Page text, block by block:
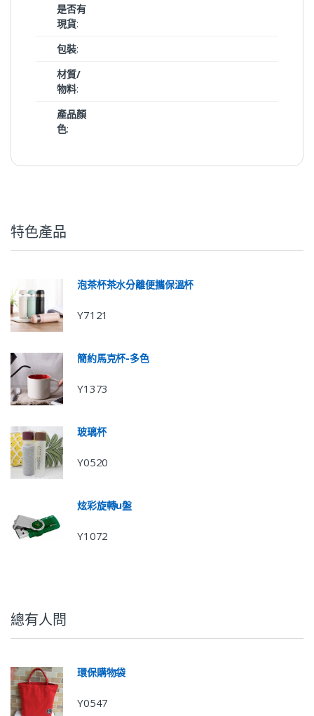
是否有
現貨:
包裝:
材質/
物料:
產品顏
色:
特色產品
泡茶杯茶水分離便攜保溫杯
Y7121
簡約馬克杯-多色
Y1373
玻璃杯
Y0520
炫彩旋轉u盤
Y1072
總有人問
環保購物袋
Y0547